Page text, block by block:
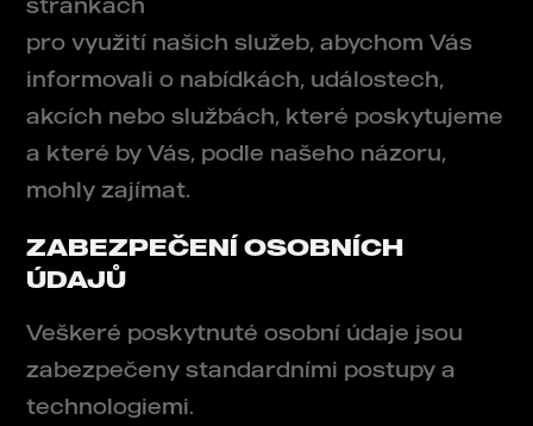
pro využití našich služeb, abychom Vás
informovali o nabídkách, událostech,
akcích nebo službách, které poskytujeme
a které by Vás, podle našeho názoru,
mohly zajímat.
ZABEZPEČENÍ OSOBNÍCH
ÚDAJŮ
Veškeré poskytnuté osobní údaje jsou
zabezpečeny standardními postupy a
technologiemi.